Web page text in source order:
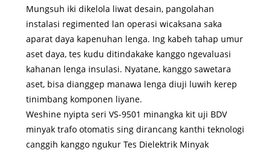
Mungsuh iki dikelola liwat desain, pangolahan
instalasi regimented lan operasi wicaksana saka
aparat daya kapenuhan lenga. Ing kabeh tahap umur
aset daya, tes kudu ditindakake kanggo ngevaluasi
kahanan lenga insulasi. Nyatane, kanggo sawetara
aset, bisa dianggep manawa lenga diuji luwih kerep
tinimbang komponen liyane.
Weshine nyipta seri VS-9501 minangka kit uji BDV
minyak trafo otomatis sing dirancang kanthi teknologi
canggih kanggo ngukur Tes Dielektrik Minyak